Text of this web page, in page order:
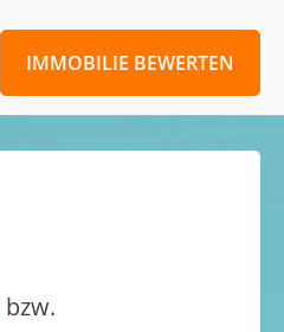
IMMOBILIE BEWERTEN
bzw.